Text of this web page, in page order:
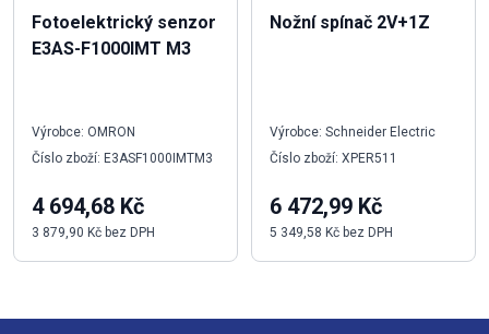
Fotoelektrický senzor
E3AS-F1000IMT M3
Výrobce: OMRON
Číslo zboží: E3ASF1000IMTM3
4 694,68 Kč
3 879,90 Kč bez DPH
Nožní spínač 2V+1Z
Výrobce: Schneider Electric
Číslo zboží: XPER511
6 472,99 Kč
5 349,58 Kč bez DPH